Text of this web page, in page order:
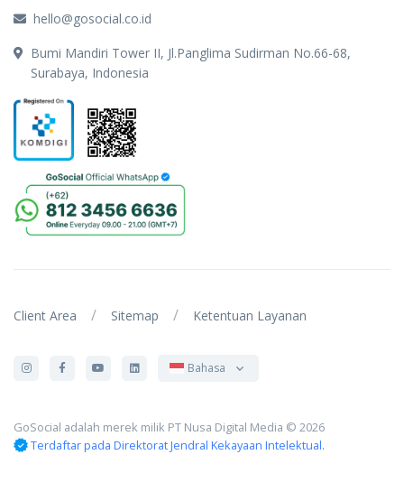
hello@gosocial.co.id
Bumi Mandiri Tower II, Jl.Panglima Sudirman No.66-68,
Surabaya, Indonesia
Client Area / Sitemap / Ketentuan Layanan
Bahasa
GoSocial adalah merek milik PT Nusa Digital Media © 2026
Terdaftar pada Direktorat Jendral Kekayaan Intelektual.